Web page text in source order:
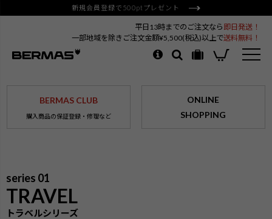
新規会員登録で500ptプレゼント
平日13時までのご注文なら 即日発送！
一部地域を除きご注文金額¥5,500(税込)以上で送料無料！
BERMAS CLUB
購入商品の保証登録・修理など
ONLINE
SHOPPING
series 01
TRAVEL
トラベルシリーズ